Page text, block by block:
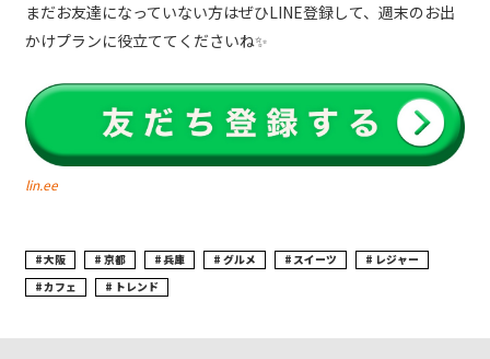
まだお友達になっていない方はぜひLINE登録して、週末のお出
かけプランに役立ててくださいね✨
lin.ee
大阪 京都 兵庫 グルメ スイーツ
レジャー
カフェ
トレンド